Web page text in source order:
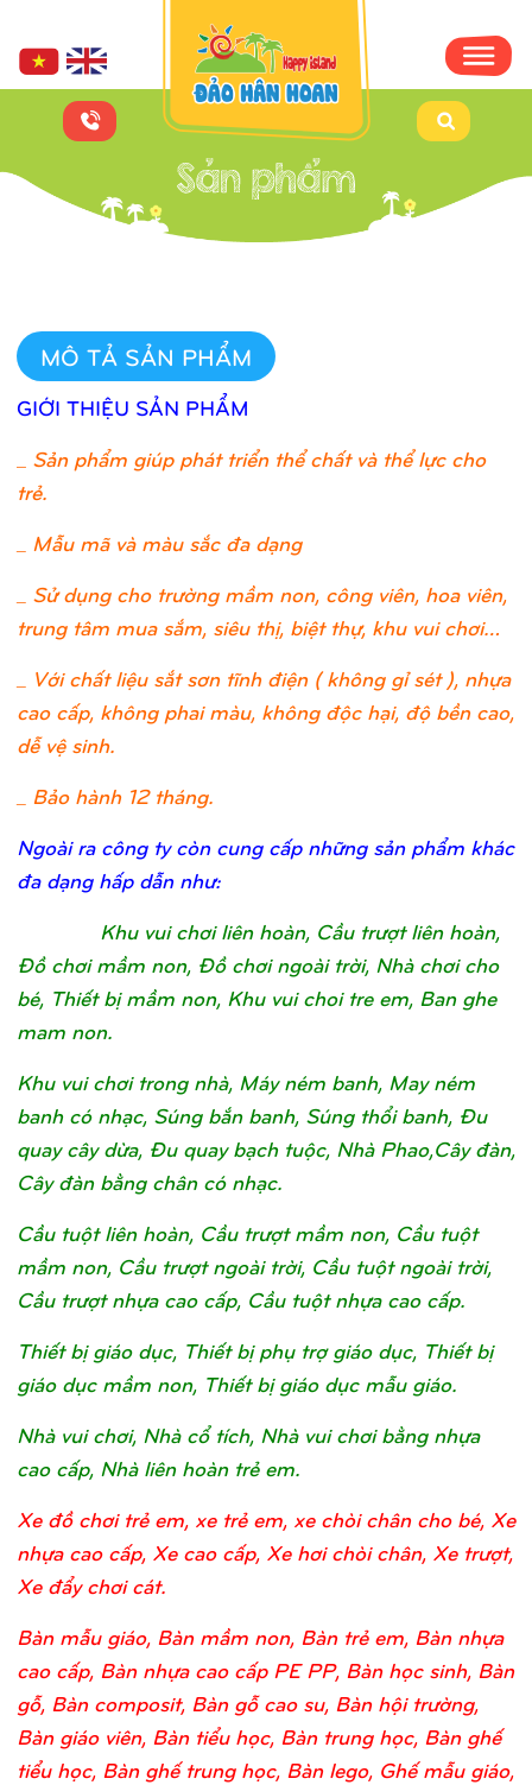
MÔ TẢ SẢN PHẨM
GIỚI THIỆU SẢN PHẨM
Sản phẩm giúp phát triển thể chất và thể lực cho
trẻ.
_ Mẫu mã và màu sắc đa dạng
_ Sử dụng cho trường mầm non, công viên, hoa viên,
trung tâm mua sắm, siêu thị, biệt thự, khu vui chơi…
_ Với chất liệu sắt sơn tĩnh điện ( không gỉ sét ), nhựa
cao cấp, không phai màu, không độc hại, độ bền cao,
dễ vệ sinh.
_ Bảo hành 12 tháng.
Ngoài ra công ty còn cung cấp những sản phẩm khác
đa dạng hấp dẫn như:
Khu vui chơi liên hoàn, Cầu trượt liên hoàn,
Đồ chơi mầm non, Đồ chơi ngoài trời, Nhà chơi cho
bé, Thiết bị mầm non, Khu vui choi tre em, Ban ghe
mam non.
Khu vui chơi trong nhà, Máy ném banh, May ném
banh có nhạc, Súng bắn banh, Súng thổi banh, Đu
quay cây dừa, Đu quay bạch tuộc, Nhà Phao,Cây đàn,
Cây đàn bằng chân có nhạc.
Cầu tuột liên hoàn, Cầu trượt mầm non, Cầu tuột
mầm non, Cầu trượt ngoài trời, Cầu tuột ngoài trời,
Cầu trượt nhựa cao cấp, Cầu tuột nhựa cao cấp.
Thiết bị giáo dục, Thiết bị phụ trợ giáo dục, Thiết bị
giáo dục mầm non, Thiết bị giáo dục mẫu giáo.
Nhà vui chơi, Nhà cổ tích, Nhà vui chơi bằng nhựa
cao cấp, Nhà liên hoàn trẻ em.
Xe đồ chơi trẻ em, xe trẻ em, xe chòi chân cho bé, Xe
nhựa cao cấp, Xe cao cấp, Xe hơi chòi chân, Xe trượt,
Xe đẩy chơi cát.
Bàn mẫu giáo, Bàn mầm non, Bàn trẻ em, Bàn nhựa
cao cấp, Bàn nhựa cao cấp PE PP, Bàn học sinh, Bàn
gỗ, Bàn composit, Bàn gỗ cao su, Bàn hội trường,
Bàn giáo viên, Bàn tiểu học, Bàn trung học, Bàn ghế
tiểu học, Bàn ghế trung học, Bàn lego, Ghế mẫu giáo,